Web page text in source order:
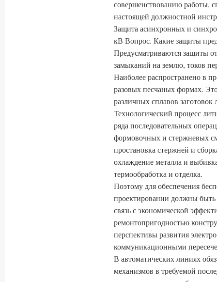
совершенствованию работы,
настоящей должностной
Защита асинхронных и
кВ Вопрос. Какие защиты
Предусматриваются защиты
замыканий на землю, токов
Наиболее распространено в
разовых песчаных формах.
различных сплавов
Технологический процесс
ряда последовательных
формовочных и стержневых
простановка стержней и
охлаждение металла и
термообработка и отделка.
Поэтому для обеспечения
проектировании должны
связь с экономической
ремонтопригодностью
перспективы развития
коммуникационными
В автоматических линиях
механизмов в требуемой